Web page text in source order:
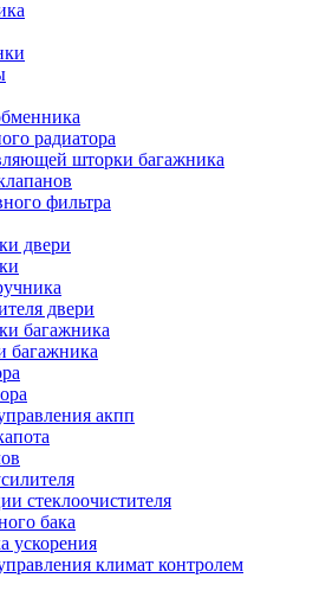
радиатора
шторки багажника
фильтра
двери
двери
багажника
багажника
акпп
стеклоочистителя
бака
ускорения
климат контролем